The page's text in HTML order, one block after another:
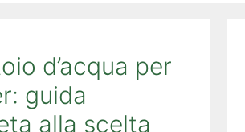
d’acqua per
guida
alla scelta